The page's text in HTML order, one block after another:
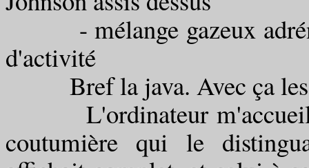
- mélange gazeux
d'activité
Bref la java. Avec ça les
L'ordinateur m'accueillit
coutumière qui le